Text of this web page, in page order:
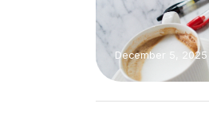
December 5, 2025